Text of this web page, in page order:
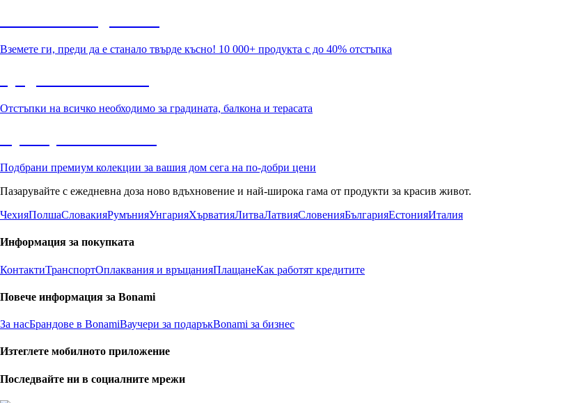
Вземете ги, преди да е станало твърде късно! 10 000+ продукта с до 40% отстъпка
Отстъпки на всичко необходимо за градината, балкона и терасата
Подбрани премиум колекции за вашия дом сега на по-добри цени
Пазарувайте с ежедневна доза ново вдъхновение и най-широка гама от продукти за красив живот.
ЧехияПолшаСловакияРумънияУнгарияХърватияЛитваЛатвияСловенияБългарияЕстонияИталия
Информация за покупката
КонтактиТранспортОплаквания и връщанияПлащанеКак работят кредитите
Повече информация за Bonami
За насБрандове в BonamiВаучери за подаръкBonami за бизнес
Изтеглете мобилното приложение
Последвайте ни в социалните мрежи